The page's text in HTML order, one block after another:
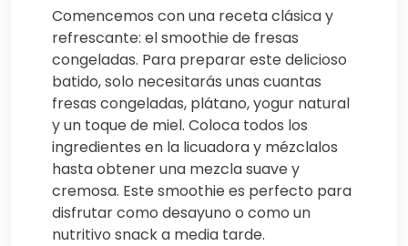
Comencemos con una receta clásica y
refrescante: el smoothie de fresas
congeladas. Para preparar este delicioso
batido, solo necesitarás unas cuantas
fresas congeladas, plátano, yogur natural
y un toque de miel. Coloca todos los
ingredientes en la licuadora y mézclalos
hasta obtener una mezcla suave y
cremosa. Este smoothie es perfecto para
disfrutar como desayuno o como un
nutritivo snack a media tarde.